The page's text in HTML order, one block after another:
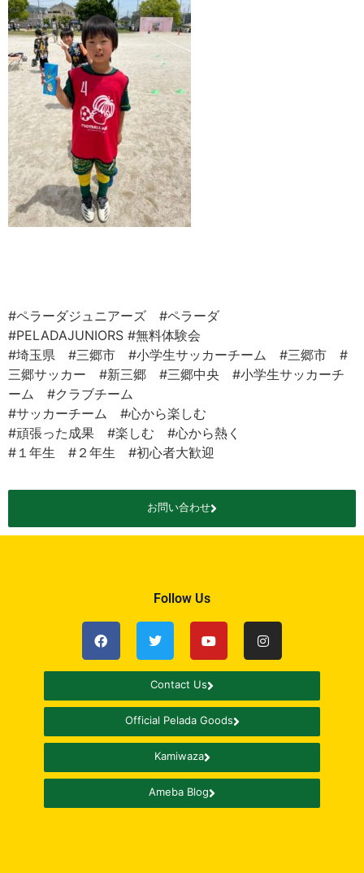
#ペラーダジュニアーズ #ペラーダ
#PELADAJUNIORS #無料体験会
#埼玉県 #三郷市 #小学生サッカーチーム #三郷市 #
三郷サッカー #新三郷 #三郷中央 #小学生サッカーチ
ーム #クラブチーム
#サッカーチーム #心から楽しむ
#頑張った成果 #楽しむ #心から熱く
#１年生 #２年生 #初心者大歓迎
お問い合わせ
Follow Us
Contact Us
Official Pelada Goods
Kamiwaza
Ameba Blog